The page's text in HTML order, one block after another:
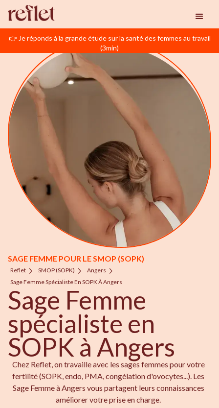
👉 Je réponds à la grande étude sur la santé des femmes au travail
(3min)
SAGE FEMME POUR LE SMOP (SOPK)
Reflet SMOP (SOPK)
Angers
Sage Femme Spécialiste En SOPK À Angers
Sage Femme
spécialiste en
SOPK à Angers
Chez Reflet, on travaille avec les sages femmes pour votre
fertilité (SOPK, endo, PMA, congélation d'ovocytes...). Les
Sage Femme à Angers vous partagent leurs connaissances
améliorer votre prise en charge.